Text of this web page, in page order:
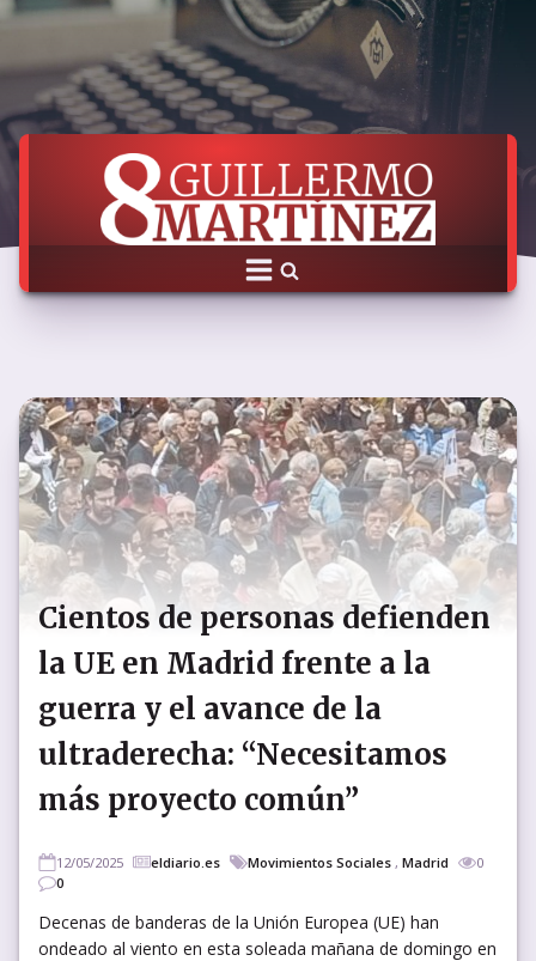
Cientos de personas defienden
la UE en Madrid frente a la
guerra y el avance de la
ultraderecha: “Necesitamos
más proyecto común”
12/05/2025 eldiario.es Movimientos Sociales , Madrid
0
0
Decenas de banderas de la Unión Europea (UE) han
ondeado al viento en esta soleada mañana de domingo en